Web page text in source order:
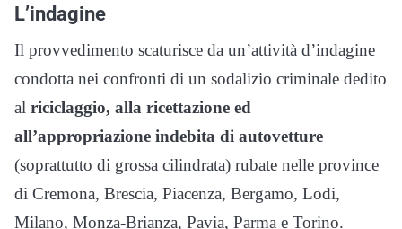
L’indagine
Il provvedimento scaturisce da un’attività d’indagine
condotta nei confronti di un sodalizio criminale dedito
al riciclaggio, alla ricettazione ed
all’appropriazione indebita di autovetture
(soprattutto di grossa cilindrata) rubate nelle province
di Cremona, Brescia, Piacenza, Bergamo, Lodi,
Milano, Monza-Brianza, Pavia, Parma e Torino.